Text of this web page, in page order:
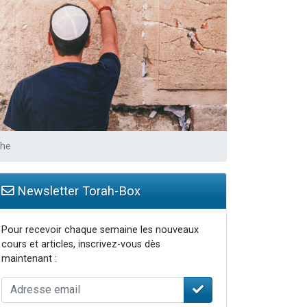
Newsletter Torah-Box
Pour recevoir chaque semaine les nouveaux
cours et articles, inscrivez-vous dès
maintenant :